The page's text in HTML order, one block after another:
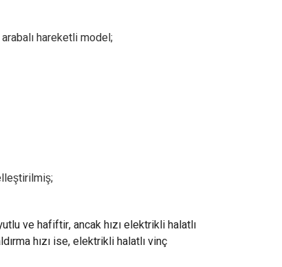
hareketli model;
ve hafiftir, ancak hızı elektrikli halatlı
hızı ise, elektrikli halatlı vinç